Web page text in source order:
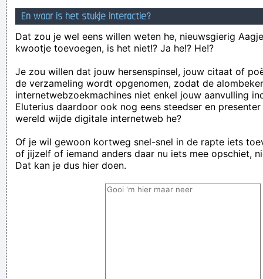
En waar is het stukje interactie?
Dat zou je wel eens willen weten he, nieuwsgierig
kwootje toevoegen, is het niet!? Ja he!? He!?
Je zou willen dat jouw hersenspinsel, jouw citaat of
de verzameling wordt opgenomen, zodat de
internetwebzoekmachines niet enkel jouw aanvulling
Eluterius daardoor ook nog eens steedser en
wereld wijde digitale internetweb he?
Of je wil gewoon kortweg snel-snel in de rapte iets
of jijzelf of iemand anders daar nu iets mee opschiet,
Dat kan je dus hier doen.